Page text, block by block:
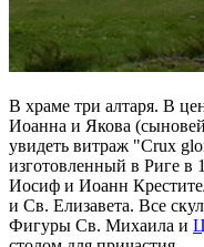
В храме три алтаря. В
Иоанна и Якова
увидеть витраж "Crux
изготовленный в Риге в
Иосиф и Иоанн
и Св. Елизавета. Все
Фигуры Св. Михаила и